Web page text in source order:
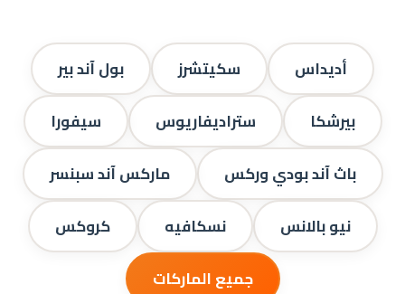
أديداس سكيتشرز
بول آند بير
بيرشكا
ستراديفاريوس
سيفورا
باث آند بودي وركس
ماركس آند سبنسر
نيو بالانس
نسكافيه
كروكس
جميع الماركات